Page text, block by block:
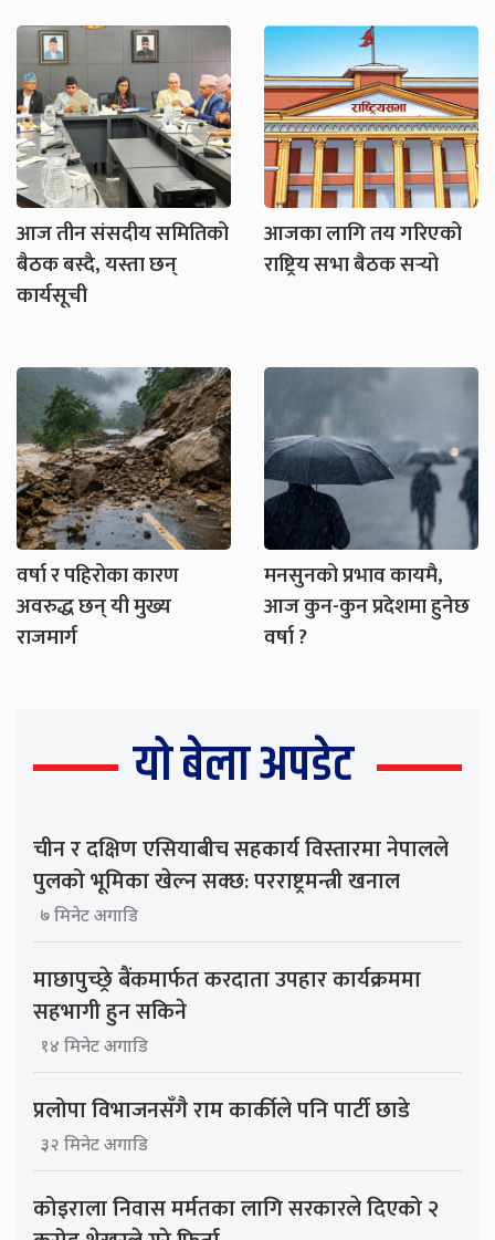
आज तीन संसदीय समितिको
बैठक बस्दै, यस्ता छन्
कार्यसूची
आजका लागि तय गरिएको
राष्ट्रिय सभा बैठक सर्‍यो
वर्षा र पहिरोका कारण
अवरुद्ध छन् यी मुख्य
राजमार्ग
मनसुनको प्रभाव कायमै,
आज कुन-कुन प्रदेशमा हुनेछ
वर्षा ?
यो बेला अपडेट
चीन र दक्षिण एसियाबीच सहकार्य विस्तारमा नेपालले
पुलको भूमिका खेल्न सक्छ: परराष्ट्रमन्त्री खनाल
७ मिनेट अगाडि
माछापुच्छ्रे बैंकमार्फत करदाता उपहार कार्यक्रममा
सहभागी हुन सकिने
१४ मिनेट अगाडि
प्रलोपा विभाजनसँगै राम कार्कीले पनि पार्टी छाडे
३२ मिनेट अगाडि
कोइराला निवास मर्मतका लागि सरकारले दिएको २